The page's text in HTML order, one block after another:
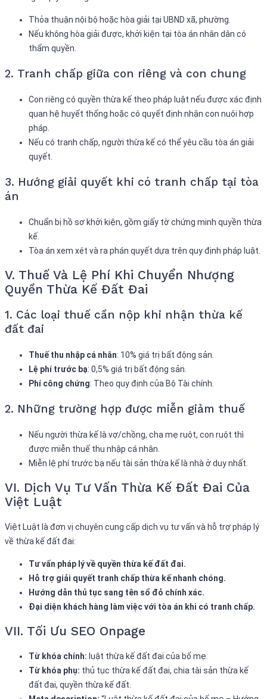
Thỏa thuận nội bộ hoặc hòa giải tại UBND xã, phường.
Nếu không hòa giải được, khởi kiện tại tòa án nhân dân có
thẩm quyền.
2. Tranh chấp giữa con riêng và con chung
Con riêng có quyền thừa kế theo pháp luật nếu được xác định
quan hệ huyết thống hoặc có quyết định nhận con nuôi hợp
pháp.
Nếu có tranh chấp, người thừa kế có thể yêu cầu tòa án giải
quyết.
3. Hướng giải quyết khi có tranh chấp tại tòa
án
Chuẩn bị hồ sơ khởi kiện, gồm giấy tờ chứng minh quyền thừa
kế.
Tòa án xem xét và ra phán quyết dựa trên quy định pháp luật.
V. Thuế Và Lệ Phí Khi Chuyển Nhượng
Quyền Thừa Kế Đất Đai
1. Các loại thuế cần nộp khi nhận thừa kế
đất đai
Thuế thu nhập cá nhân: 10% giá trị bất động sản.
Lệ phí trước bạ: 0,5% giá trị bất động sản.
Phí công chứng: Theo quy định của Bộ Tài chính.
2. Những trường hợp được miễn giảm thuế
Nếu người thừa kế là vợ/chồng, cha mẹ ruột, con ruột thì
được miễn thuế thu nhập cá nhân.
Miễn lệ phí trước bạ nếu tài sản thừa kế là nhà ở duy nhất.
VI. Dịch Vụ Tư Vấn Thừa Kế Đất Đai Của
Việt Luật
Việt Luật là đơn vị chuyên cung cấp dịch vụ tư vấn và hỗ trợ pháp lý
về thừa kế đất đai:
Tư vấn pháp lý về quyền thừa kế đất đai.
Hỗ trợ giải quyết tranh chấp thừa kế nhanh chóng.
Hướng dẫn thủ tục sang tên sổ đỏ chính xác.
Đại diện khách hàng làm việc với tòa án khi có tranh chấp.
VII. Tối Ưu SEO Onpage
Từ khóa chính: luật thừa kế đất đai của bố mẹ.
Từ khóa phụ: thủ tục thừa kế đất đai, chia tài sản thừa kế
đất đai, quyền thừa kế đất.